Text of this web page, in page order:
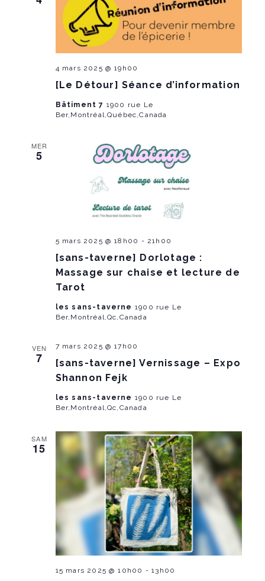
v
i
a
o
n
[Le Détour] Séance d’information
4 mars 2025 @ 19h00
Bâtiment 7 1900 rue Le
Ber,Montréal,Québec,Canada
MER
5
[sans-taverne] Dorlotage :
Massage sur chaise et lecture de
Tarot
5 mars 2025 @ 18h00 - 21h00
les sans-taverne 1900 rue Le
Ber,Montréal,Qc,Canada
VEN
7
[sans-taverne] Vernissage – Expo
Shannon Fejk
7 mars 2025 @ 17h00
les sans-taverne 1900 rue Le
Ber,Montréal,Qc,Canada
SAM
15
15 mars 2025 @ 10h00 -13h00